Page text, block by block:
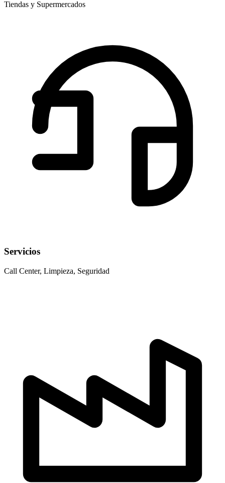
Tiendas y Supermercados
Servicios
Call Center, Limpieza, Seguridad